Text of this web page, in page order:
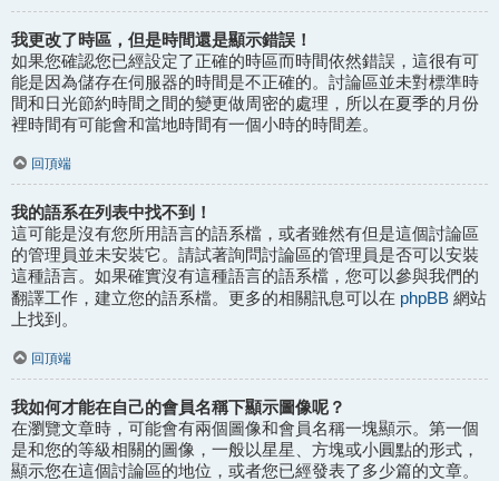
我更改了時區，但是時間還是顯示錯誤！
如果您確認您已經設定了正確的時區而時間依然錯誤，這很有可
能是因為儲存在伺服器的時間是不正確的。討論區並未對標準時
間和日光節約時間之間的變更做周密的處理，所以在夏季的月份
裡時間有可能會和當地時間有一個小時的時間差。
回頂端
我的語系在列表中找不到！
這可能是沒有您所用語言的語系檔，或者雖然有但是這個討論區
的管理員並未安裝它。請試著詢問討論區的管理員是否可以安裝
這種語言。如果確實沒有這種語言的語系檔，您可以參與我們的
翻譯工作，建立您的語系檔。更多的相關訊息可以在 phpBB 網站
上找到。
回頂端
我如何才能在自己的會員名稱下顯示圖像呢？
在瀏覽文章時，可能會有兩個圖像和會員名稱一塊顯示。第一個
是和您的等級相關的圖像，一般以星星、方塊或小圓點的形式，
顯示您在這個討論區的地位，或者您已經發表了多少篇的文章。